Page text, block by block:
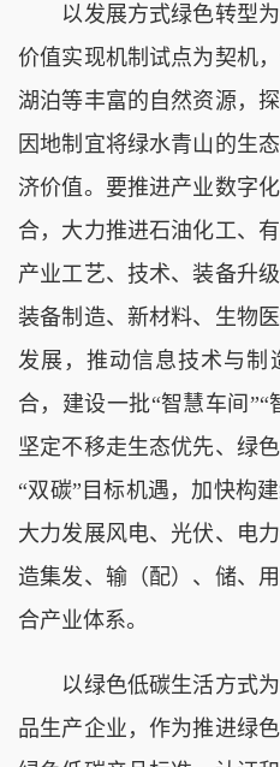
以发展方式绿色转型为
价值实现机制试点为契机
湖泊等丰富的自然资源，
因地制宜将绿水青山的生
济价值。要推进产业数字
合，大力推进石油化工、
产业工艺、技术、装备升
装备制造、新材料、生物
发展，推动信息技术与制
合，建设一批“智慧车间”“
坚定不移走生态优先、绿
“双碳”目标机遇，加快构
大力发展风电、光伏、电
造集发、输（配）、储、
合产业体系。
以绿色低碳生活方式为
品生产企业，作为推进绿